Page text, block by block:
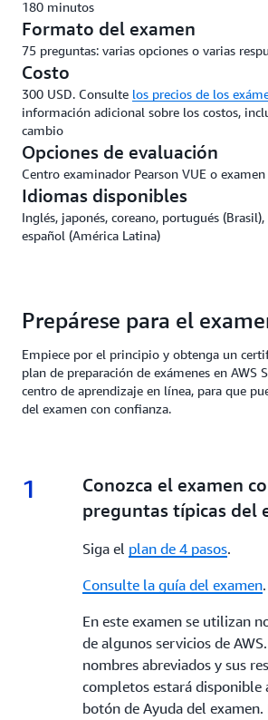
180 minutos
Formato del examen
75 preguntas: varias opciones o varias
Costo
300 USD. Consulte los precios de los
información adicional sobre los costos,
cambio
Opciones de evaluación
Centro examinador Pearson VUE o
Idiomas disponibles
Inglés, japonés, coreano, portugués
español (América Latina)
Prepárese para el
Empiece por el principio y obtenga un
plan de preparación de exámenes en AWS
centro de aprendizaje en línea, para que
del examen con confianza.
1 1.
Conozca el examen
preguntas típicas del
Siga el plan de 4 pasos.
Consulte la guía del examen.
En este examen se utilizan
de algunos servicios de
nombres abreviados y sus
completos estará disponible
botón de Ayuda del examen.